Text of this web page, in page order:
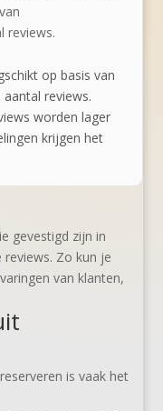
reviews.
op basis van
reviews.
worden lager
krijgen het
gevestigd zijn in
reviews. Zo kun je
van klanten,
is vaak het